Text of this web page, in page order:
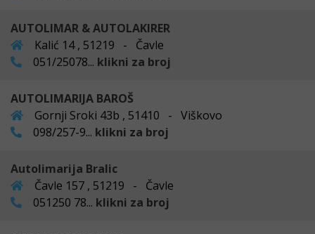
AUTOLIMAR & AUTOLAKIRER
Kalić 14 , 51219 - Čavle
051/25078... klikni za broj
AUTOLIMARIJA BAROŠ
Gornji Sroki 43b , 51410 - Viškovo
098/257-9... klikni za broj
Autolimarija Bralic
Čavle 157 , 51219 - Čavle
051250 78... klikni za broj